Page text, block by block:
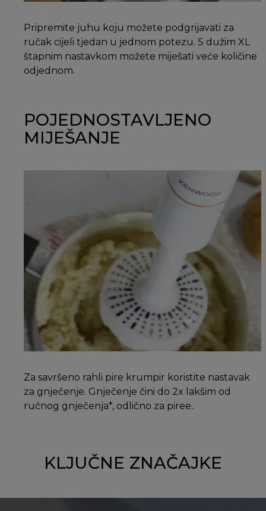
Pripremite juhu koju možete podgrijavati za
ručak cijeli tjedan u jednom potezu. S dužim XL
štapnim nastavkom možete miješati veće količine
odjednom.
POJEDNOSTAVLJENO
MIJEŠANJE
Za savršeno rahli pire krumpir koristite nastavak
za gnječenje. Gnječenje čini do 2x lakšim od
ručnog gnječenja*, odlično za piree..
KLJUČNE ZNAČAJKE